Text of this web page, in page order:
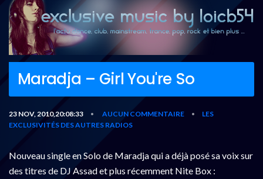
Maradja – Girl You're So
23 NOV, 2010,20:08:33 • AUCUN COMMENTAIRE •
LES
EXCLUSIVITÉS DES AUTRES RADIOS
Nouveau single en Solo de Maradja qui a déjà posé sa voix sur
des titres de DJ Assad et plus récemment Nite Box :